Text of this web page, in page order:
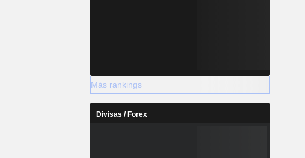
Más rankings
Divisas / Forex